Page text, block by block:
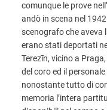
comunque le prove
andò in scena nel
scenografo che aveva
erano stati deportati
Terezīn, vicino a
del coro ed il
nonostante tutto di
memoria l’intera